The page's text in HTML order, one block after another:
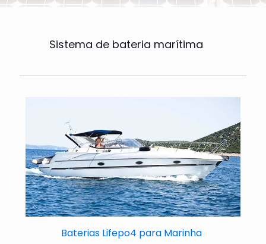
Sistema de bateria marítima
Baterias Lifepo4 para Marinha